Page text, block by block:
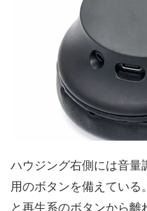
ハウジング右側には音量
用のボタンを備えてい
と再生系のボタンから離